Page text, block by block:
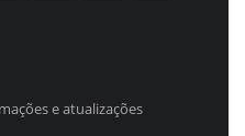
e atualizações